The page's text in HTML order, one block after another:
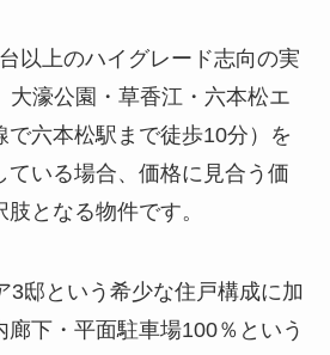
以上のハイグレード志向の実
大濠公園・草香江・六本松エ
で六本松駅まで徒歩10分）を
ている場合、価格に見合う価
となる物件です。
3邸という希少な住戸構成に加
廊下・平面駐車場100％という